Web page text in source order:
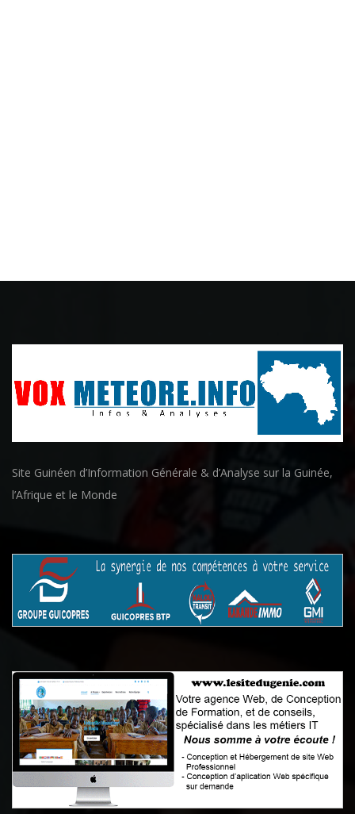
Site Guinéen d’Information Générale & d’Analyse sur la Guinée,
l’Afrique et le Monde